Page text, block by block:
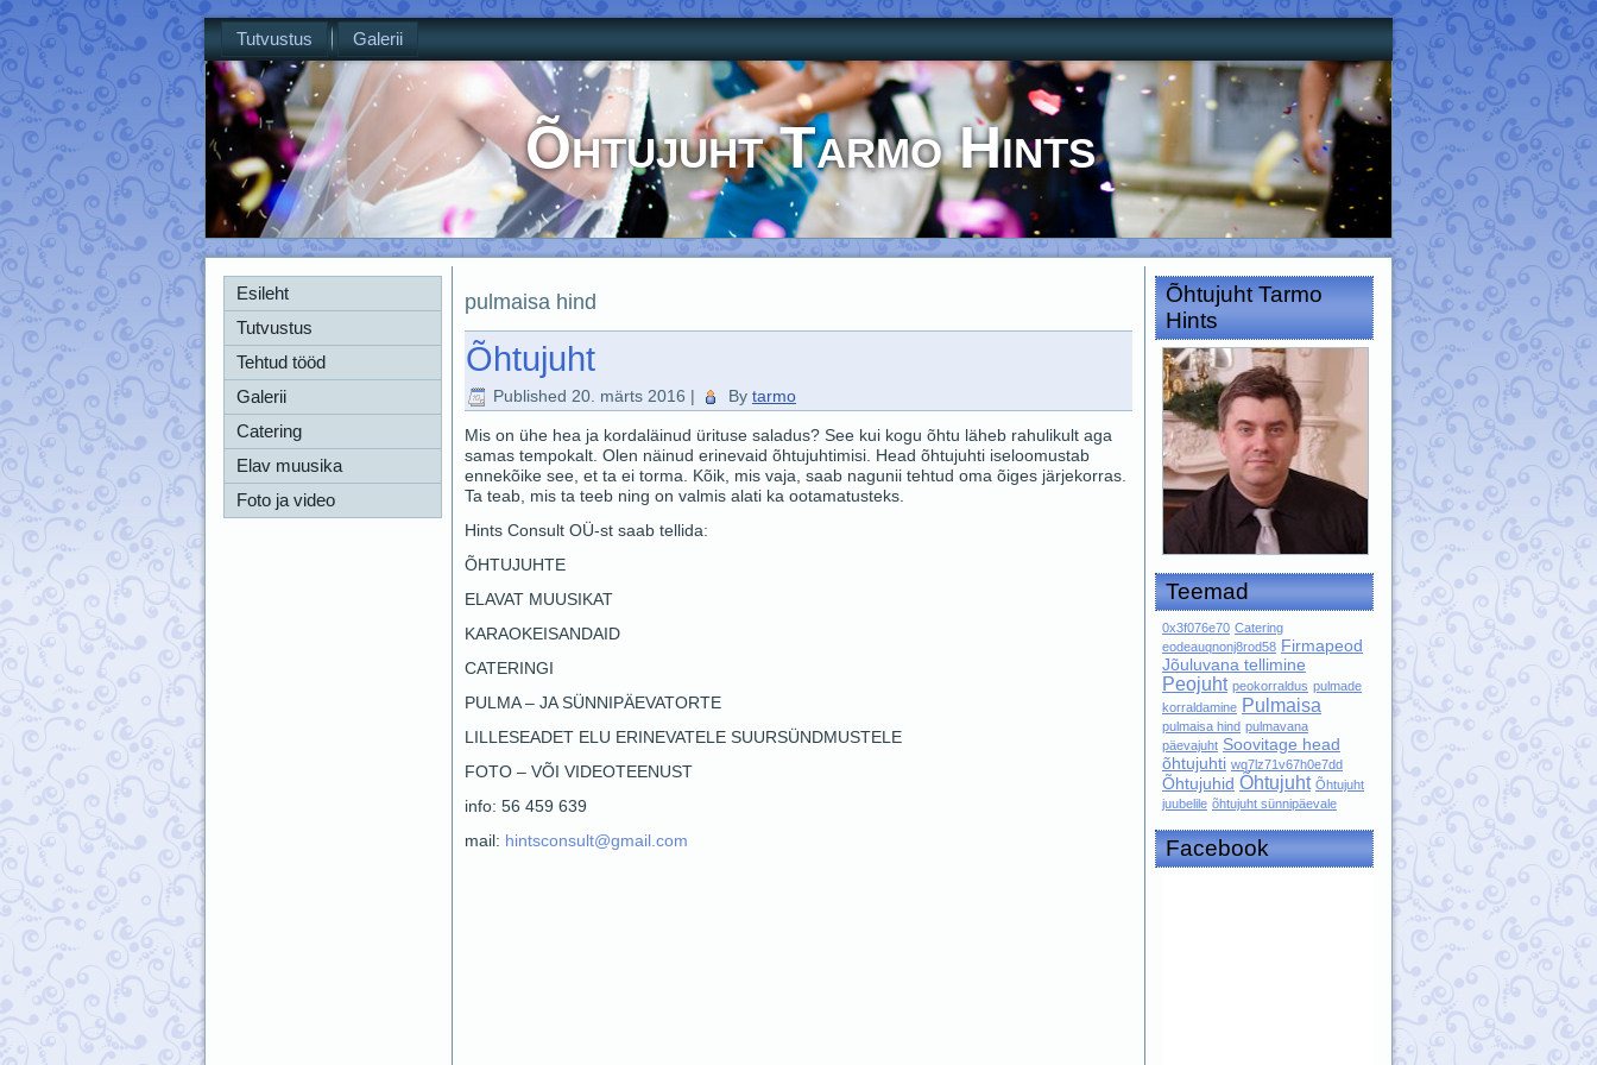
Tutvustus Galerii
Õhtujuht Tarmo Hints
Esileht
Tutvustus
Tehtud tööd
Galerii
Catering
Elav muusika
Foto ja video
pulmaisa hind
Õhtujuht
Published 20. märts 2016 | By tarmo
Mis on ühe hea ja kordaläinud ürituse saladus? See kui kogu õhtu läheb rahulikult aga
samas tempokalt. Olen näinud erinevaid õhtujuhtimisi. Head õhtujuhti iseloomustab
ennekõike see, et ta ei torma. Kõik, mis vaja, saab nagunii tehtud oma õiges järjekorras.
Ta teab, mis ta teeb ning on valmis alati ka ootamatusteks.
Hints Consult OÜ-st saab tellida:
ÕHTUJUHTE
ELAVAT MUUSIKAT
KARAOKEISANDAID
CATERINGI
PULMA – JA SÜNNIPÄEVATORTE
LILLESEADET ELU ERINEVATELE SUURSÜNDMUSTELE
FOTO – VÕI VIDEOTEENUST
info: 56 459 639
mail: hintsconsult@gmail.com
Õhtujuht Tarmo
Hints
Teemad
0x3f076e70 Catering
eodeauqnonj8rod58 Firmapeod
Jõuluvana tellimine
Peojuht peokorraldus pulmade
korraldamine Pulmaisa
pulmaisa hind pulmavana
päevajuht Soovitage head
õhtujuhti wq7lz71v67h0e7dd
Õhtujuhid Õhtujuht Õhtujuht
juubelile õhtujuht sünnipäevale
Facebook